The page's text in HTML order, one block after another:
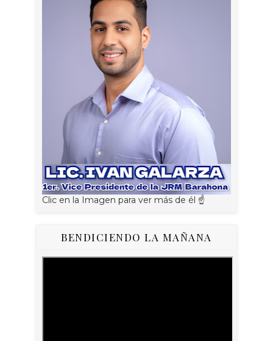
Clic en la Imagen para ver más de él ☝
BENDICIENDO LA MAÑANA